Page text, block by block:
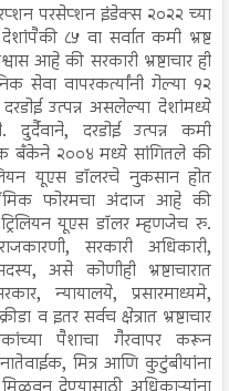
परसेप्शन इंडेक्स २०२२ च्या
८५ वा सर्वात कमी भ्रष्ट
आहे की सरकारी भ्रष्टाचार ही
सेवा वापरकर्त्यांनी गेल्या १२
उत्पन्न असलेल्या देशांमध्ये
दरडोई उत्पन्न कमी
बँकेने २००४ मध्ये सांगितले की
यूएस डॉलरचे नुकसान होत
फोरमचा अंदाज आहे की
ट्रिलियन यूएस डॉलर म्हणजेच रु.
सरकारी अधिकारी,
असे कोणीही भ्रष्टाचारात
न्यायालये, प्रसारमाध्यमे,
व इतर सर्वच क्षेत्रात भ्रष्टाचार
पैशाचा गैरवापर करून
मित्र आणि कुटुंबीयांना